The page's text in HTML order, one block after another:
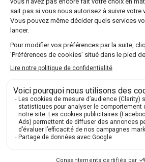
généralisée.
Transformation de la
rationnelle
L'intégration de laméthode
pensée rationnelle en introduisant
scepticisme sain et d'investigation
contributions de Descartes
rapport au savoir. Sa focalisation
analytique et lesmathématiques
devient essentielle pour toutes les
scientifiques sérieuses.
de la science. Elle influence aussi la